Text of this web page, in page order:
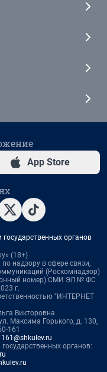
App Store
органов
(18+)
надзору в сфере связи,
(Роскомнадзор)
номер) СМИ ЭЛ № ФС
г.
"ИНТЕРНЕТ
Викторовна
Максима Горького, д. 130,
161
161@shkulev.ru
органов: